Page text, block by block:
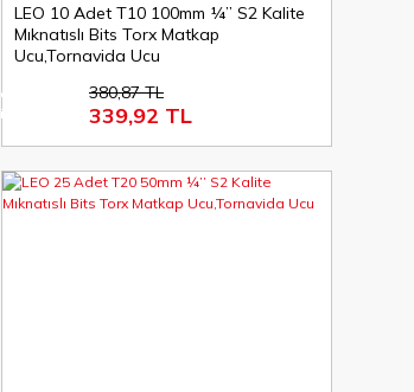
LEO 10 Adet T10 100mm ¼’’ S2 Kalite
Mıknatıslı Bits Torx Matkap
Ucu,Tornavida Ucu
%11
indirim
380,87 TL
339,92 TL